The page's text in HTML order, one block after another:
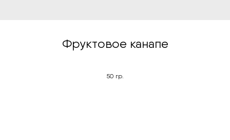
Фруктовое канапе
50 гр.